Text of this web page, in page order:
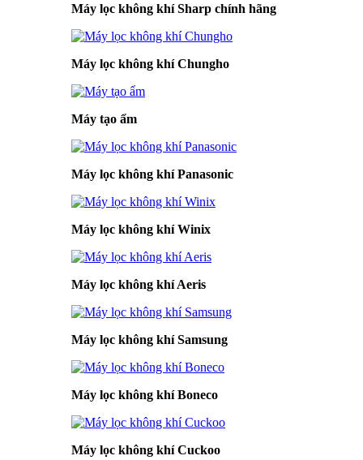
Máy lọc không khí Sharp chính hãng
Máy lọc không khí Chungho
Máy tạo ẩm
Máy lọc không khí Panasonic
Máy lọc không khí Winix
Máy lọc không khí Aeris
Máy lọc không khí Samsung
Máy lọc không khí Boneco
Máy lọc không khí Cuckoo